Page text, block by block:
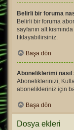
Belirli bir foruma
Belirli bir foruma
sayfanın alt
tıklayabilirsiniz.
Başa dön
Aboneliklerimi
Aboneliklerinizi,
abonelikleriniz için
Başa dön
Dosya ekleri